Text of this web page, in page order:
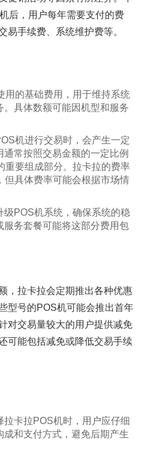
后，用户每年需要支付的费
易手续费、系统维护费等。
用的基础费用，用于维持系统
具体数额可能因机型和服务
机进行交易时，会产生一定
常按照交易金额的一定比例
重要组成部分。拉卡拉的费率
但具体费率可能会根据市场情
级POS机系统，确保系统的稳
服务套餐可能将这部分费用包
，拉卡拉会定期推出各种优惠
型号的POS机可能会推出首年
对交易量较大的用户提供减免
可能包括减免或降低交易手续
拉卡拉POS机时，用户应仔细
和支付方式，避免后期产生